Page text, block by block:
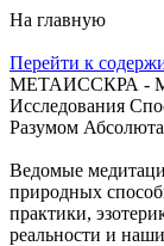
На главную
Перейти к
МЕТАИССКРА -
Исследования
Разумом Абсолюта
Ведомые
природных
практики,
реальности и